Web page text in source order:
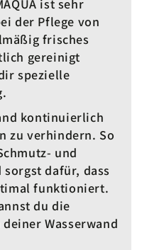
ist sehr
der Pflege von
frisches
gereinigt
spezielle
kontinuierlich
zu verhindern. So
und
dafür, dass
funktioniert.
du die
Wasserwand